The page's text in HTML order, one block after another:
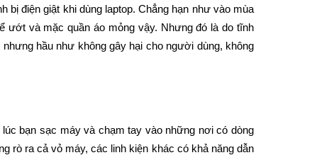
bị điện giật khi dùng laptop. Chẳng hạn như vào mùa
ướt và mặc quần áo mỏng vậy. Nhưng đó là do tĩnh
hầu như không gây hại cho người dùng, không
bạn sạc máy và chạm tay vào những nơi có dòng
rò ra cả vỏ máy, các linh kiện khác có khả năng dẫn